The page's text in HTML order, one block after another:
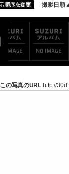
撮影日順
この写真のURL http://